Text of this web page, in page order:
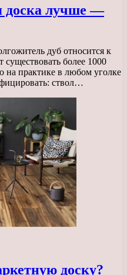
доска лучше —
дуб относится к
более 1000
на практике в любом уголке
ствол…
доску?